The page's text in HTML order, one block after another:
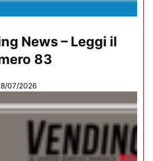
News – Leggi il
83
07/2026